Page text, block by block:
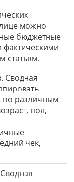
можно
бюджетные
фактическими
статьям.
Сводная
по различным
пол,
чек,